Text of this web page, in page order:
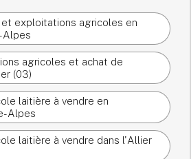
exploitations agricoles en
Alpes
agricoles et achat de
(03)
laitière à vendre en
Alpes
laitière à vendre dans l'Allier